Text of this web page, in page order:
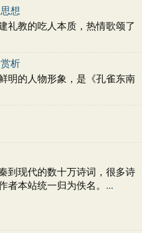
想
礼教的吃人本质，热情歌颂了
析
明的人物形象，是《孔雀东南
到现代的数十万诗词，很多诗
者本站统一归为佚名。 ...